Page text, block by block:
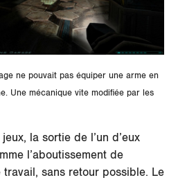
ne pouvait pas équiper une arme en
Une mécanique vite modifiée par les
la sortie de l’un d’eux
l’aboutissement de
sans retour possible. Le